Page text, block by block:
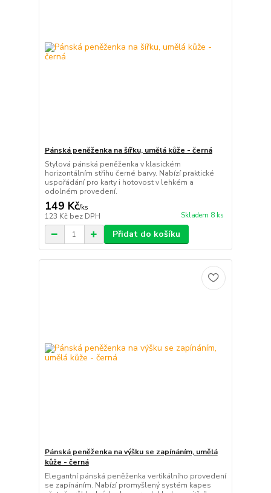
Pánská peněženka na šířku, umělá kůže - černá
Stylová pánská peněženka v klasickém
horizontálním střihu černé barvy. Nabízí praktické
uspořádání pro karty i hotovost v lehkém a
odolném provedení.
149 Kč/ks
123 Kč bez DPH Skladem 8 ks
Přidat do košíku
Pánská peněženka na výšku se zapínáním, umělá
kůže - černá
Elegantní pánská peněženka vertikálního provedení
se zapínáním. Nabízí promyšlený systém kapes